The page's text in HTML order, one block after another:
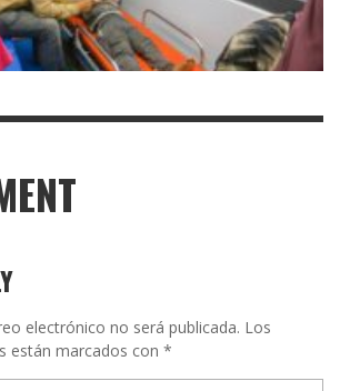
electrónico no será publicada. Los
están marcados con *